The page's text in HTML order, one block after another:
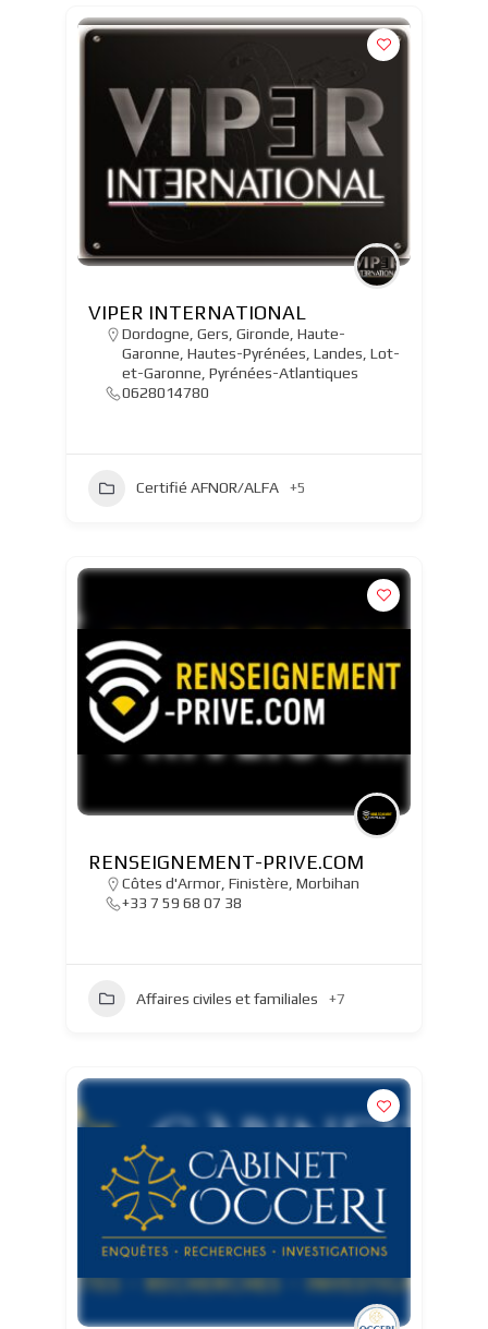
VIPER INTERNATIONAL
Dordogne Gers Gironde Haute-
Garonne Hautes-Pyrénées Landes Lot-
et-Garonne Pyrénées-Atlantiques
0628014780
Certifié AFNOR/ALFA +5
RENSEIGNEMENT-PRIVE.COM
Côtes d'Armor, Finistère Morbihan
+33 7 59 68 07 38
Affaires civiles et familiales +7